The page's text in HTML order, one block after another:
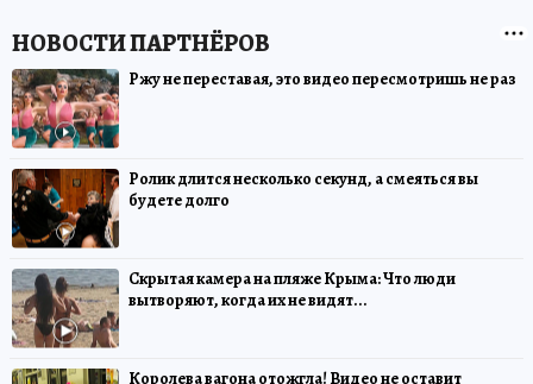
Ржу не переставая, это видео пересмотришь не раз
Ролик длится несколько секунд, а смеяться вы
будете долго
Скрытая камера на пляже Крыма: Что люди
вытворяют, когда их не видят...
Королева вагона отожгла! Видео не оставит